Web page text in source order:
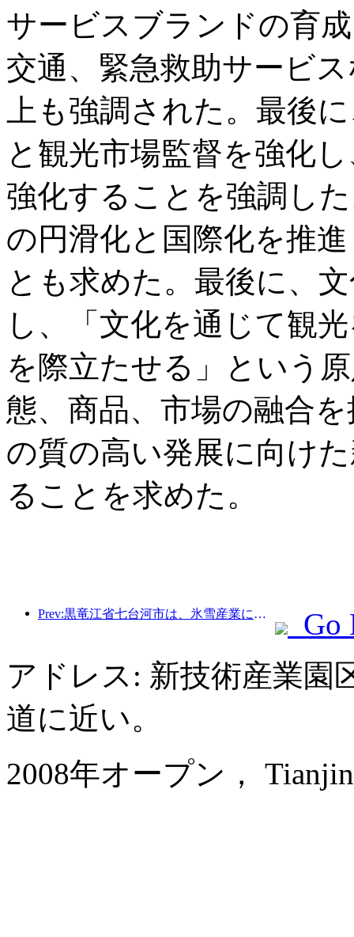
サービスブランドの育
交通、緊急救助サービ
上も強調された。最後
と観光市場監督を強化
強化することを強調し
の円滑化と国際化を推
とも求めた。最後に、
し、「文化を通じて観
を際立たせる」という
態、商品、市場の融合
の質の高い発展に向け
ることを求めた。
Prev:黒竜江省七台河市は、氷雪産業に関する全国初の条例を公布し、AIと氷雪スポーツの融合を奨励した。
Go
アドレス: 新技術産業園
道に近い。
2008年オープン，